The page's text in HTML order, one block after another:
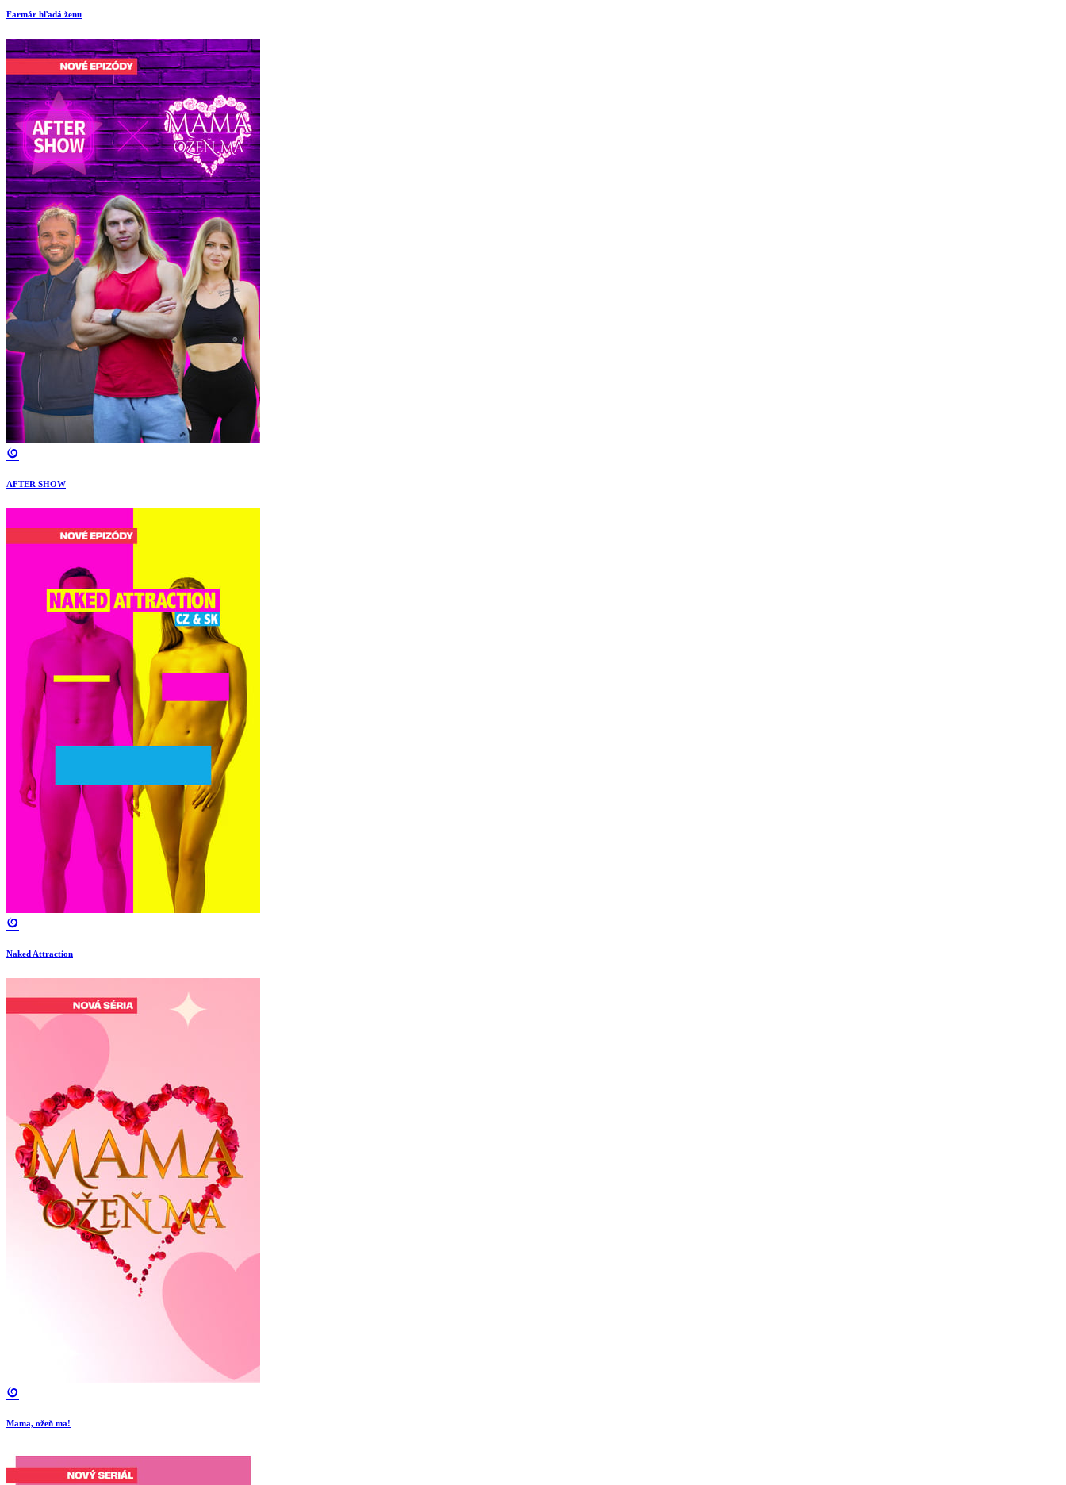
Farmár hľadá ženu
AFTER SHOW
Naked Attraction
Mama, ožeň ma!